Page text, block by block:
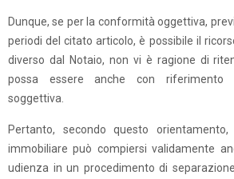
Dunque, se per la conformità oggettiva,
periodi del citato articolo, è possibile il
diverso dal Notaio, non vi è ragione di
possa essere anche con riferimento
soggettiva.
Pertanto, secondo questo
immobiliare può compiersi validamente
udienza in un procedimento di